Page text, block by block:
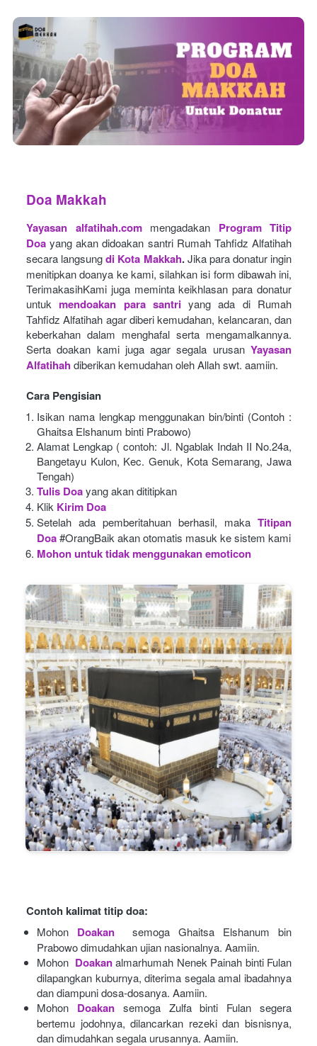
Doa Makkah
Yayasan alfatihah.com mengadakan
Program Titip
Doa yang akan didoakan santri Rumah Tahfidz Alfatihah
secara langsung di Kota Makkah. Jika para donatur ingin
menitipkan doanya ke kami, silahkan isi form dibawah ini,
TerimakasihKami juga meminta keikhlasan para donatur
untuk mendoakan para santri yang ada di Rumah
Tahfidz Alfatihah agar diberi kemudahan, kelancaran, dan
keberkahan dalam menghafal serta mengamalkannya.
Serta doakan kami juga agar segala urusan Yayasan
Alfatihah diberikan kemudahan oleh Allah swt. aamiin.
Cara Pengisian
Isikan nama lengkap menggunakan bin/binti (Contoh :
Ghaitsa Elshanum binti Prabowo)
Alamat Lengkap ( contoh: Jl. Ngablak Indah II No.24a,
Bangetayu Kulon, Kec. Genuk, Kota Semarang, Jawa
Tengah)
Tulis Doayang akan dititipkan
Klik Kirim Doa
Setelah ada pemberitahuan berhasil, maka Titipan
Doa#OrangBaik akan otomatis masuk ke sistem kami
Mohon untuk tidak menggunakan emoticon
Contoh kalimat titip doa:
Mohon Doakan
semoga Ghaitsa Elshanum bin
Prabowo dimudahkan ujian nasionalnya. Aamiin.
Mohon Doakan almarhumah Nenek Painah binti Fulan
dilapangkan kuburnya, diterima segala amal ibadahnya
dan diampuni dosa-dosanya. Aamiin.
Mohon
Doakan semoga Zulfa binti Fulan segera
bertemu jodohnya, dilancarkan rezeki dan bisnisnya,
dan dimudahkan segala urusannya. Aamiin.